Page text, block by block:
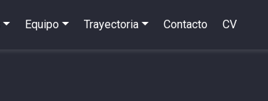
Equipo Trayectoria Contacto CV